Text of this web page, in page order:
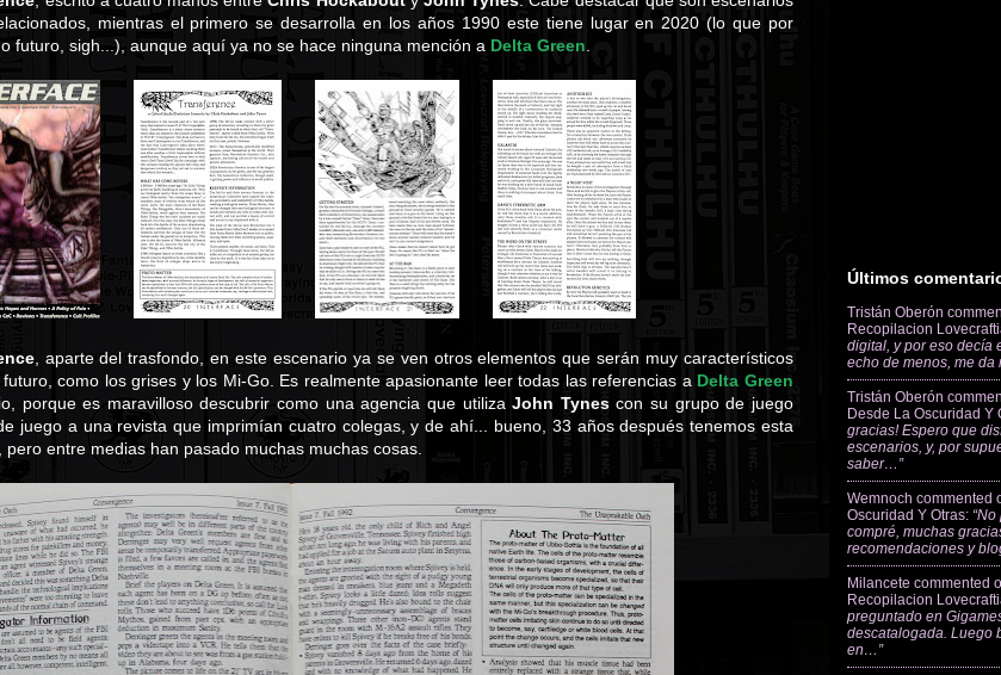
mientras el primero se desarrolla en los años 1990 este tiene lugar en 2020 (lo que por
futuro, sigh...), aunque aquí ya no se hace ninguna mención a Delta Green
, aparte del trasfondo, en este escenario ya se ven otros elementos que serán muy característicos
como los grises y los Mi-Go. Es realmente apasionante leer todas las referencias a Delta Green
porque es maravilloso descubrir como una agencia que utilizaJohn Tynescon su grupo de juego
juego a una revista que imprimían cuatro colegas, y de ahí... bueno, 33 años después tenemos esta
entre medias han pasado muchas muchas cosas.
Últimos
Tristán Oberón
Recopilacion
digital, y por eso decía
echo de menos, me
Tristán Oberón
Desde La Oscuridad Y
gracias! Espero que
escenarios, y, por
saber…”
Wemnoch commented
Oscuridad Y Otras:
compré, muchas
recomendaciones y
Milancete commented
Recopilacion
preguntado en
descatalogada. Luego
en…”